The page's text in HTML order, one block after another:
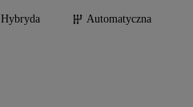
Hybryda
Automatyczna